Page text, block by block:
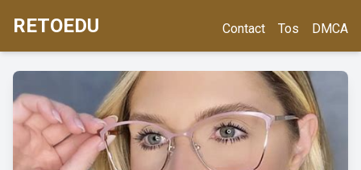
RETOEDU Contact Tos DMCA